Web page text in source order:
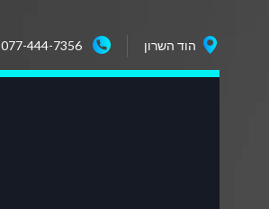
הוד השרון 077-444-7356